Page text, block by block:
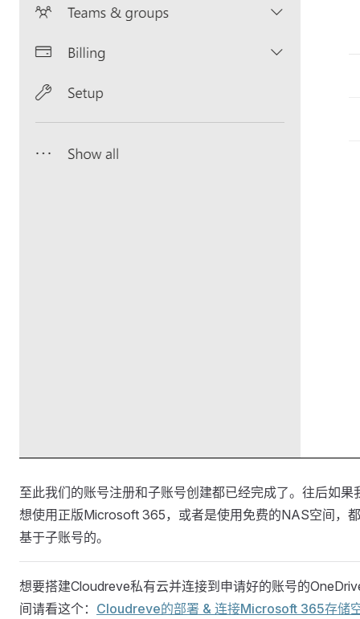
至此我们的账号注册和子账号创建都已经完成了。往后如果
想使用正版Microsoft 365，或者是使用免费的NAS空间，
基于子账号的。
想要搭建Cloudreve私有云并连接到申请好的账号的
间请看这个： Cloudreve的部署 & 连接Microsoft 365存储